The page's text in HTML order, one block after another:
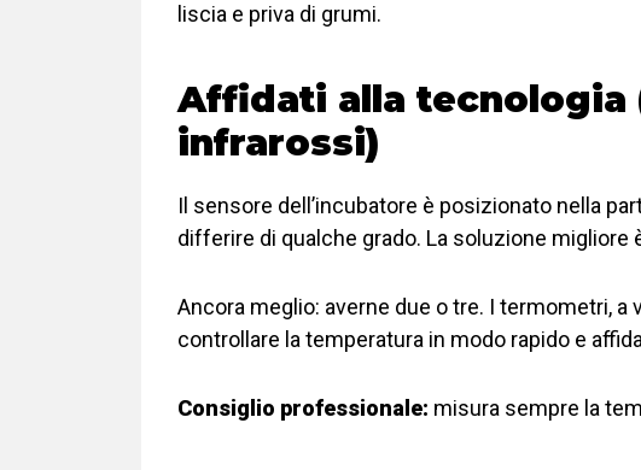
liscia e priva di grumi.
Affidati alla tecnologia
infrarossi)
Il sensore dell’incubatore è posizionato nella
differire di qualche grado. La soluzione
Ancora meglio: averne due o tre. I termometri,
controllare la temperatura in modo rapido e
Consiglio professionale: misura sempre la